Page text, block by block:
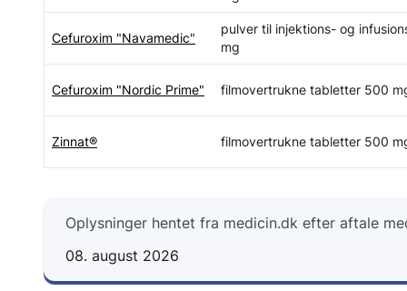
Cefuroxim "Navamedic"
pulver til injektions- og
mg
Cefuroxim "Nordic Prime" filmovertrukne tabletter 500
Zinnat® filmovertrukne tabletter 500
Oplysninger hentet fra medicin.dk efter aftale
08. august 2026